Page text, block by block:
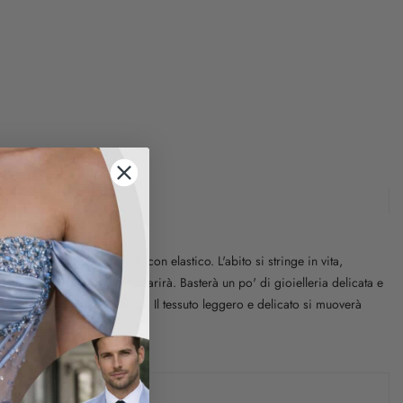
Le maniche sono rifinite con elastico. L'abito si stringe in vita,
che il tessuto non trasparirà. Basterà un po' di gioielleria delicata e
centimetri di altezza. Il tessuto leggero e delicato si muoverà